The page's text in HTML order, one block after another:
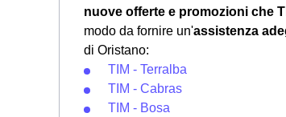
nuove offerte e promozioni che
modo da fornire un'assistenza
di Oristano:
TIM - Terralba
TIM - Cabras
TIM - Bosa